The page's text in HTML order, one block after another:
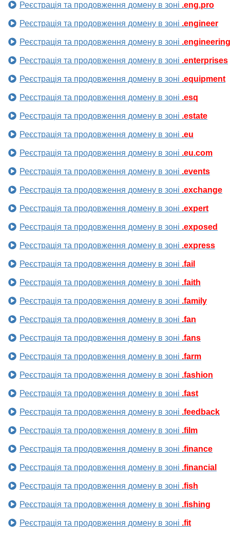
Реєстрація та продовження домену в зоні .eng.pro
Реєстрація та продовження домену в зоні .engineer
Реєстрація та продовження домену в зоні .engineering
Реєстрація та продовження домену в зоні .enterprises
Реєстрація та продовження домену в зоні .equipment
Реєстрація та продовження домену в зоні .esq
Реєстрація та продовження домену в зоні .estate
Реєстрація та продовження домену в зоні .eu
Реєстрація та продовження домену в зоні .eu.com
Реєстрація та продовження домену в зоні .events
Реєстрація та продовження домену в зоні .exchange
Реєстрація та продовження домену в зоні .expert
Реєстрація та продовження домену в зоні .exposed
Реєстрація та продовження домену в зоні .express
Реєстрація та продовження домену в зоні .fail
Реєстрація та продовження домену в зоні .faith
Реєстрація та продовження домену в зоні .family
Реєстрація та продовження домену в зоні .fan
Реєстрація та продовження домену в зоні .fans
Реєстрація та продовження домену в зоні .farm
Реєстрація та продовження домену в зоні .fashion
Реєстрація та продовження домену в зоні .fast
Реєстрація та продовження домену в зоні .feedback
Реєстрація та продовження домену в зоні .film
Реєстрація та продовження домену в зоні .finance
Реєстрація та продовження домену в зоні .financial
Реєстрація та продовження домену в зоні .fish
Реєстрація та продовження домену в зоні .fishing
Реєстрація та продовження домену в зоні .fit